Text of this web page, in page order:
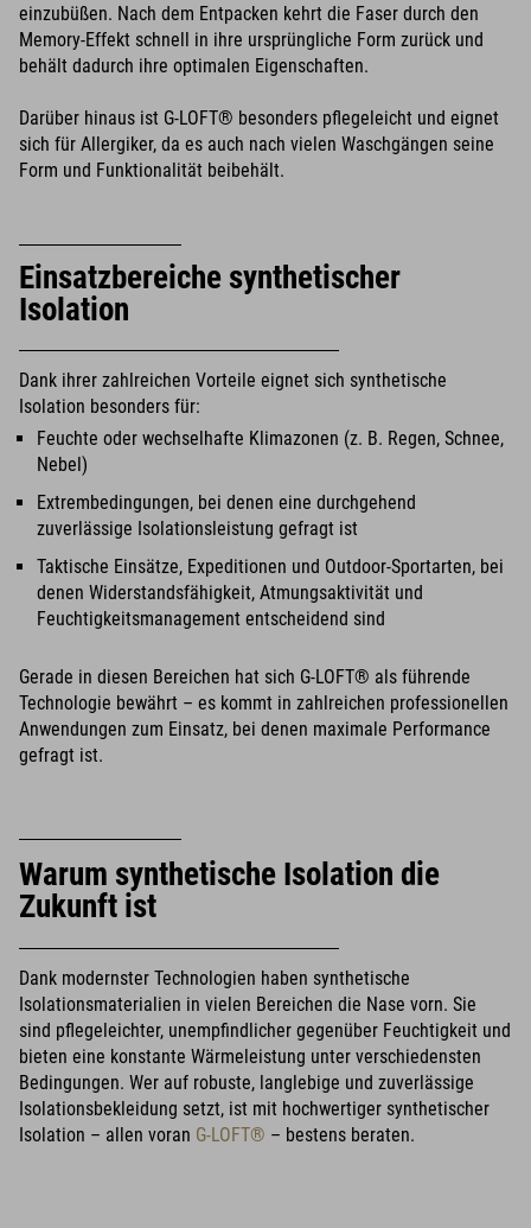
einzubüßen. Nach dem Entpacken kehrt die Faser durch den
Memory-Effekt schnell in ihre ursprüngliche Form zurück und
behält dadurch ihre optimalen Eigenschaften.
Darüber hinaus ist G-LOFT® besonders pflegeleicht und eignet
sich für Allergiker, da es auch nach vielen Waschgängen seine
Form und Funktionalität beibehält.
Einsatzbereiche synthetischer
Isolation
Dank ihrer zahlreichen Vorteile eignet sich synthetische
Isolation besonders für:
Feuchte oder wechselhafte Klimazonen (z. B. Regen, Schnee,
Nebel)
Extrembedingungen, bei denen eine durchgehend
zuverlässige Isolationsleistung gefragt ist
Taktische Einsätze, Expeditionen und Outdoor-Sportarten, bei
denen Widerstandsfähigkeit, Atmungsaktivität und
Feuchtigkeitsmanagement entscheidend sind
Gerade in diesen Bereichen hat sich G-LOFT® als führende
Technologie bewährt – es kommt in zahlreichen professionellen
Anwendungen zum Einsatz, bei denen maximale Performance
gefragt ist.
Warum synthetische Isolation die
Zukunft ist
Dank modernster Technologien haben synthetische
Isolationsmaterialien in vielen Bereichen die Nase vorn. Sie
sind pflegeleichter, unempfindlicher gegenüber Feuchtigkeit und
bieten eine konstante Wärmeleistung unter verschiedensten
Bedingungen. Wer auf robuste, langlebige und zuverlässige
Isolationsbekleidung setzt, ist mit hochwertiger synthetischer
Isolation – allen voran G-LOFT® – bestens beraten.